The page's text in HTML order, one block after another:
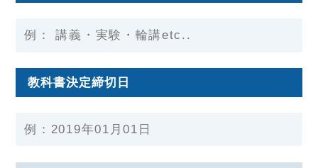
教科書決定締切日